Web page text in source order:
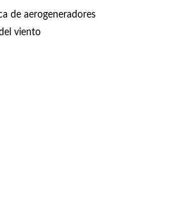
de aerogeneradores
viento